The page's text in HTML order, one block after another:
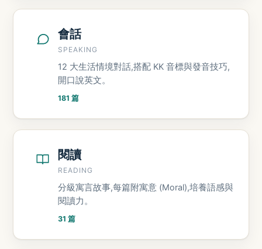
會話
SPEAKING
12 大生活情境對話,搭配 KK 音標與發音技巧,
開口說英文。
181 篇
閱讀
READING
分級寓言故事,每篇附寓意 (Moral),培養語感與
閱讀力。
31 篇